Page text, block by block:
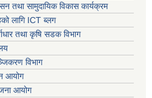
तथा सामुदायिक विकास कार्यक्रम
लागि ICT ब्लग
तथा कृषि सडक विभाग
विभाग
आयोग
आयोग